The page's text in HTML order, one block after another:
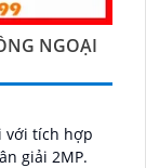
NGOẠI
với tích hợp
giải 2MP.